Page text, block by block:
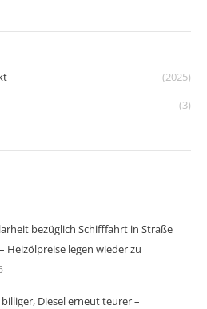
(2025)
(3)
bezüglich Schifffahrt in Straße
Heizölpreise legen wieder zu
Diesel erneut teurer –